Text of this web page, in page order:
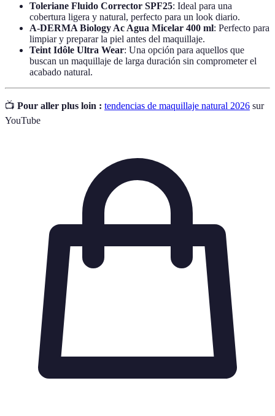
Toleriane Fluido Corrector SPF25: Ideal para una
cobertura ligera y natural, perfecto para un look diario.
A-DERMA Biology Ac Agua Micelar 400 ml: Perfecto para
limpiar y preparar la piel antes del maquillaje.
Teint Idôle Ultra Wear: Una opción para aquellos que
buscan un maquillaje de larga duración sin comprometer el
acabado natural.
📺 Pour aller plus loin : tendencias de maquillaje natural 2026 sur
YouTube